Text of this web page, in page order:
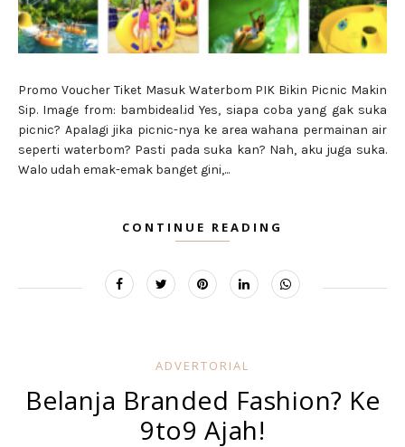
Promo Voucher Tiket Masuk Waterbom PIK Bikin Picnic Makin
Sip. Image from: bambideal.id Yes, siapa coba yang gak suka
picnic? Apalagi jika picnic-nya ke area wahana permainan air
seperti waterbom? Pasti pada suka kan? Nah, aku juga suka.
Walo udah emak-emak banget gini,...
CONTINUE READING
ADVERTORIAL
Belanja Branded Fashion? Ke
9to9 Ajah!